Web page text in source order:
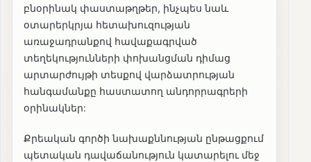
բնօրինակ փաստաթղթեր, ինչպես նաև
օտարերկրյա հետախուզության
առաջադրանքով հավաքագրված
տեղեկությունների փոխանցման դիմաց
արտարժույթի տեսքով վարձատրության
հանգամանքը հաստատող անդորրագրերի
օրինակներ:
Քրեական գործի նախաքննության ընթացքում
պետական դավաճանություն կատարելու մեջ